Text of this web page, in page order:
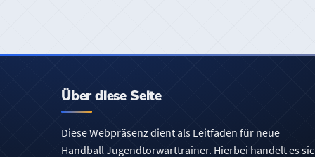
Über diese Seite
Diese Webpräsenz dient als Leitfaden für neue
Handball Jugendtorwarttrainer. Hierbei handelt es